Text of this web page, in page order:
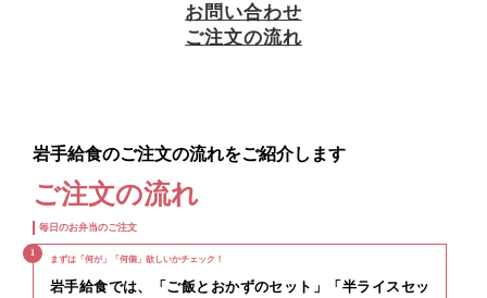
お問い合わせ
ご注文の流れ
岩手給食のご注文の流れをご紹介します
ご注文の流れ
毎日のお弁当のご注文
1
まずは「何が」「何個」欲しいかチェック！
岩手給食では、「ご飯とおかずのセット」「半ライスセッ